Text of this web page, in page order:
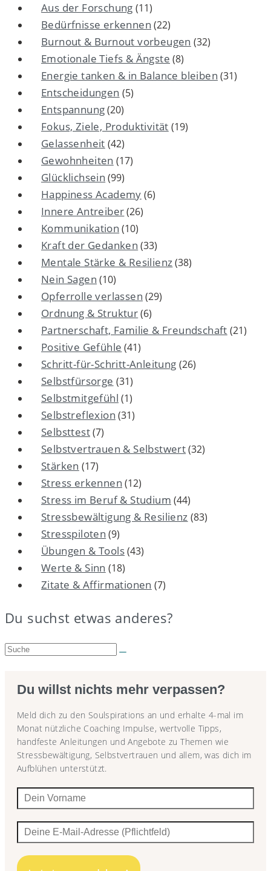
Aus der Forschung (11)
Bedürfnisse erkennen (22)
Burnout & Burnout vorbeugen (32)
Emotionale Tiefs & Ängste (8)
Energie tanken & in Balance bleiben (31)
Entscheidungen (5)
Entspannung(20)
Fokus, Ziele, Produktivität (19)
Gelassenheit (42)
Gewohnheiten (17)
Glücklichsein (99)
Happiness Academy (6)
Innere Antreiber(26)
Kommunikation (10)
Kraft der Gedanken (33)
Mentale Stärke & Resilienz(38)
Nein Sagen (10)
Opferrolle verlassen (29)
Ordnung & Struktur(6)
Partnerschaft, Familie & Freundschaft (21)
Positive Gefühle (41)
Schritt-für-Schritt-Anleitung (26)
Selbstfürsorge (31)
Selbstmitgefühl (1)
Selbstreflexion (31)
Selbsttest(7)
Selbstvertrauen & Selbstwert(32)
Stärken (17)
Stress erkennen (12)
Stress im Beruf & Studium (44)
Stressbewältigung & Resilienz (83)
Stresspiloten (9)
Übungen & Tools(43)
Werte & Sinn (18)
Zitate & Affirmationen (7)
Du suchst etwas anderes?
Suche:
Du willst nichts mehr verpassen?
Meld dich zu den Soulspirations an und erhalte 4-mal im
Monat nützliche Coaching Impulse, wertvolle Tipps,
handfeste Anleitungen und Angebote zu Themen wie
Stressbewältigung, Selbstvertrauen und allem, was dich im
Aufblühen unterstützt.